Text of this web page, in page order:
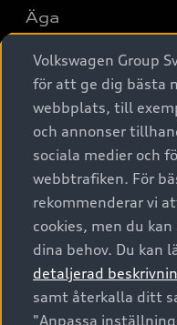
Elbilar
A6 modellerna
SUV
Avant
Audi Sport
Privaterbjudanden
Privatleasing
Nya bilar i lager
Begagnade bilar i lager
Audi approved :plus -
Finansiering
Audi exclusive
Provkörning
Äga
Service & tillbehör
Audi digital services
Originaltillbehör - köp
Garantier
Försäkring
Digitala manualer för
Audi Collection –
Tjänstebil
Tjänstebil
Business lease online
Företagsleasing
Om Audi Sverige
Kontakta oss
Audi Återförsäljare/-
myAudi
© 2026 AUDI
Utgivare Juridiskt
Volkswagen Group
för att ge dig bästa
webbplats, till
och annonser
sociala medier och
webbtrafiken. För
rekommenderar vi
cookies, men du
dina behov. Du kan
detaljerad
samt återkalla ditt
"Anpassa